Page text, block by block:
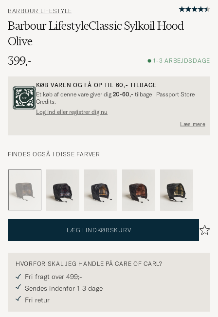
BARBOUR LIFESTYLE
Barbour LifestyleClassic Sylkoil Hood
Olive
399,-
1-3 ARBEJDSDAGE
KØB VAREN OG FÅ OP TIL 60,- TILBAGE
Et køb af denne vare giver dig 20-60,- tilbage i Passport Store
Credits.
Log ind eller registrer dig nu
Læs mere
FINDES OGSÅ I DISSE FARVER
LÆG I INDKØBSKURV
HVORFOR SKAL JEG HANDLE PÅ CARE OF CARL?
Fri fragt over 499;-
Sendes indenfor 1-3 dage
Fri retur